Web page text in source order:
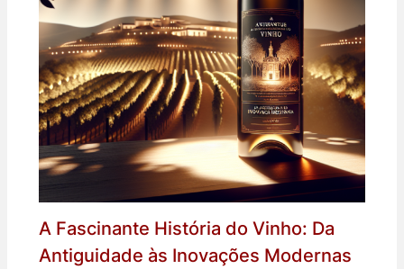
A Fascinante História do Vinho: Da
Antiguidade às Inovações Modernas